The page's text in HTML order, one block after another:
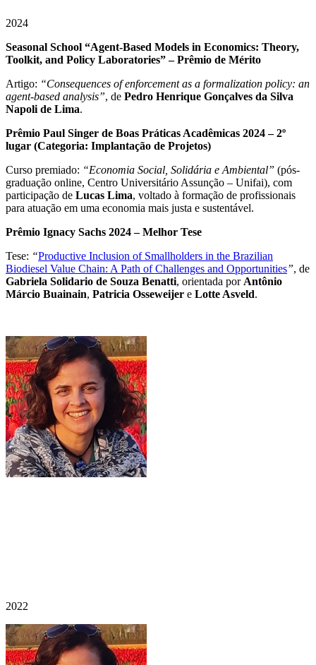
2024
Seasonal School “Agent-Based Models in Economics: Theory,
Toolkit, and Policy Laboratories” – Prêmio de Mérito
Artigo: “Consequences of enforcement as a formalization policy: an
agent-based analysis”, de Pedro Henrique Gonçalves da Silva
Napoli de Lima.
Prêmio Paul Singer de Boas Práticas Acadêmicas 2024 – 2º
lugar (Categoria: Implantação de Projetos)
Curso premiado: “Economia Social, Solidária e Ambiental” (pós-
graduação online, Centro Universitário Assunção – Unifai), com
participação de Lucas Lima, voltado à formação de profissionais
para atuação em uma economia mais justa e sustentável.
Prêmio Ignacy Sachs 2024 – Melhor Tese
Tese: “Productive Inclusion of Smallholders in the Brazilian
Biodiesel Value Chain: A Path of Challenges and Opportunities”, de
Gabriela Solidario de Souza Benatti, orientada por Antônio
Márcio Buainain, Patricia Osseweijer e Lotte Asveld.
2022